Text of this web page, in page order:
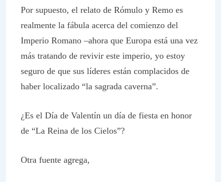
Por supuesto, el relato de Rómulo y Remo es
realmente la fábula acerca del comienzo del
Imperio Romano –ahora que Europa está una vez
más tratando de revivir este imperio, yo estoy
seguro de que sus líderes están complacidos de
haber localizado “la sagrada caverna”.
¿Es el Día de Valentín un día de fiesta en honor
de “La Reina de los Cielos”?
Otra fuente agrega,